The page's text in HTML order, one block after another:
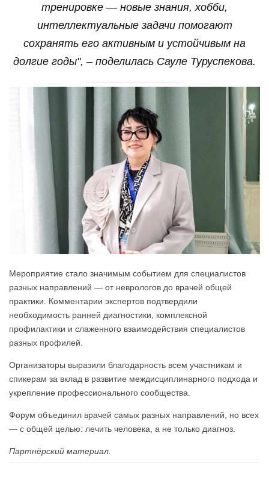
тренировке — новые знания, хобби,
интеллектуальные задачи помогают
сохранять его активным и устойчивым на
долгие годы", – поделилась Сауле Туруспекова.
Мероприятие стало значимым событием для специалистов
разных направлений — от неврологов до врачей общей
практики. Комментарии экспертов подтвердили
необходимость ранней диагностики, комплексной
профилактики и слаженного взаимодействия специалистов
разных профилей.
Организаторы выразили благодарность всем участникам и
спикерам за вклад в развитие междисциплинарного подхода и
укрепление профессионального сообщества.
Форум объединил врачей самых разных направлений, но всех
— с общей целью: лечить человека, а не только диагноз.
Партнёрский материал.